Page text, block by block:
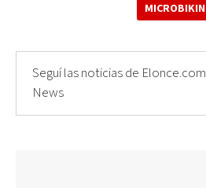
Seguí las noticias de
News